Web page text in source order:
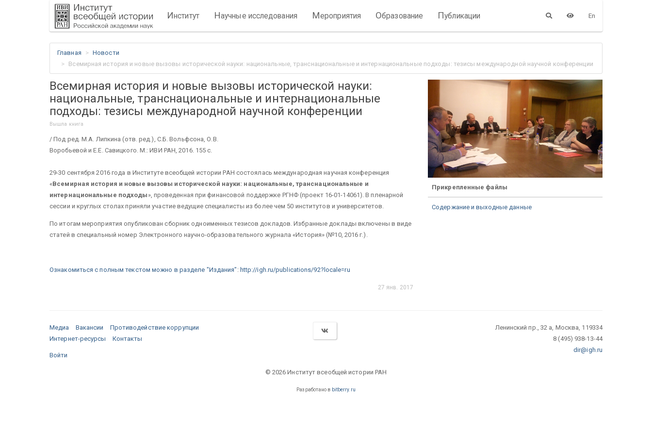
Институт Научные исследования Мероприятия Образование Публикации En
Главная
Новости
Всемирная история и новые вызовы исторической науки: национальные, транснациональные и интернациональные подходы: тезисы международной научной конференции
Всемирная история и новые вызовы исторической науки:
национальные, транснациональные и интернациональные
подходы: тезисы международной научной конференции
Вышла книга
/ Под ред. М.А. Липкина (отв. ред.), С.Б. Вольфсона, О.В.
Воробьевой и Е.Е. Савицкого. М.: ИВИ РАН, 2016. 155 с.
29-30 сентября 2016 года в Институте всеобщей истории РАН состоялась международная научная конференция
«Всемирная история и новые вызовы исторической науки: национальные, транснациональные и
интернациональные подходы », проведенная при финансовой поддержке РГНФ (проект 16-01-14061). В пленарной
сессии и круглых столах приняли участие ведущие специалисты из более чем 50 институтов и университетов.
По итогам мероприятия опубликован сборник одноименных тезисов докладов. Избранные доклады включены в виде
статей в специальный номер Электронного научно-образовательного журнала «История» (№10, 2016 г.).
Ознакомиться с полным текстом можно в разделе "Издания" : http://igh.ru/publications/92?locale=ru
27 янв. 2017
Прикрепленные файлы
Содержание и выходные данные
Медиа Вакансии
Противодействие коррупции
Интернет-ресурсы
Контакты
Войти
Ленинский пр., 32 а, Москва, 119334
8 (495) 938-13-44
dir@igh.ru
© 2026 Институт всеобщей истории РАН
Разработано в bitberry.ru